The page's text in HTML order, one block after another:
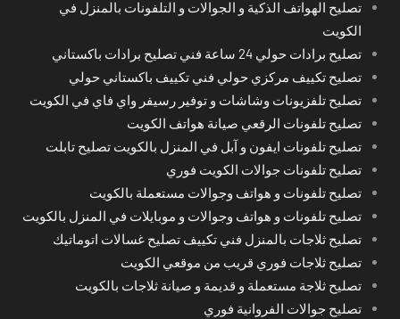
تصليح الهواتف الذكية و الجوالات و التلفونات بالمنزل في
الكويت
تصليح برادات حولي 24 ساعة فني تصليح برادات باكستاني
تصليح تكييف مركزي حولي فني تكييف باكستاني حولي
تصليح تلفزيونات وشاشات و توفير رسيفر واي فاي في الكويت
تصليح تلفونات الرقعي صيانة هواتف الكويت
تصليح تلفونات ايفون و آبل في المنزل بالكويت تصليح تابلت
تصليح تلفونات جوالات الكويت فوري
تصليح تلفونات و هواتف وجوالات مستعملة بالكويت
تصليح تلفونات و هواتف وجوالات و موبايلات في المنزل بالكويت
تصليح ثلاجات بالمنزل فني تكييف تصليح غسالات اتوماتيك
تصليح ثلاجات فوري قريب من موقعي الكويت
تصليح ثلاجة مستعملة و قديمة و صيانة ثلاجات بالكويت
تصليح جوالات الفروانية فوري